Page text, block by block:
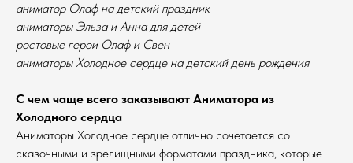
аниматор Олаф на детский праздник
аниматоры Эльза и Анна для детей
ростовые герои Олаф и Свен
аниматоры Холодное сердце на детский день рождения
С чем чаще всего заказывают Аниматора из
Холодного сердца
Аниматоры Холодное сердце отлично сочетается со
сказочными и зрелищными форматами праздника, которые